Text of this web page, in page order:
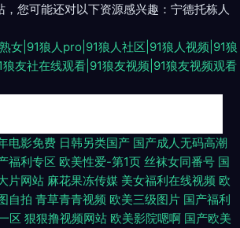
您可能还对以下资源感兴趣：宁德托栋人
女|91狼人pro|91狼人社区|91狼人视频|91狼
友社在线观看|91狼友视频|91狼友视频观看
影在线 国模冰冰洗澡私拍3 91呆哥在线首页搜索 精
av 婷婷五月天四房色 午夜影院av在线 成人夜夜福利
影片 91人妻人人操人人爽 三级国产视频网站 超碰碰
电影免费 日韩另类国产 国产成人无码高潮
福利专区 欧美性爱-第1页 丝袜女同番号 国
片网站 麻花果冻传媒 美女福利在线视频 欧
自拍 青草青青视频 欧美三级图片 国产福利
区 狠狠撸视频网站 欧美影院嗯啊 国产欧美